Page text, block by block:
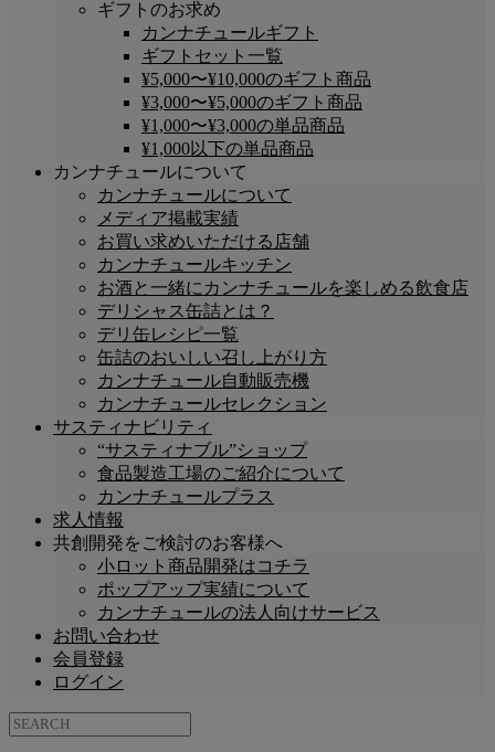
ギフトのお求め
カンナチュールギフト
ギフトセット一覧
¥5,000〜¥10,000のギフト商品
¥3,000〜¥5,000のギフト商品
¥1,000〜¥3,000の単品商品
¥1,000以下の単品商品
カンナチュールについて
カンナチュールについて
メディア掲載実績
お買い求めいただける店舗
カンナチュールキッチン
お酒と一緒にカンナチュールを楽しめる飲食店
デリシャス缶詰とは？
デリ缶レシピ一覧
缶詰のおいしい召し上がり方
カンナチュール自動販売機
カンナチュールセレクション
サスティナビリティ
“サスティナブル”ショップ
食品製造工場のご紹介について
カンナチュールプラス
求人情報
共創開発をご検討のお客様へ
小ロット商品開発はコチラ
ポップアップ実績について
カンナチュールの法人向けサービス
お問い合わせ
会員登録
ログイン